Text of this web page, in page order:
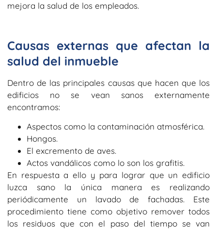
mejora la salud de los empleados.
Causas externas que afectan la
salud del inmueble
Dentro de las principales causas que hacen que los
edificios no se vean sanos externamente
encontramos:
Aspectos como la contaminación atmosférica.
Hongos.
El excremento de aves.
Actos vandálicos como lo son los grafitis.
En respuesta a ello y para lograr que un edificio
luzca sano la única manera es realizando
periódicamente un lavado de fachadas. Este
procedimiento tiene como objetivo remover todos
los residuos que con el paso del tiempo se van